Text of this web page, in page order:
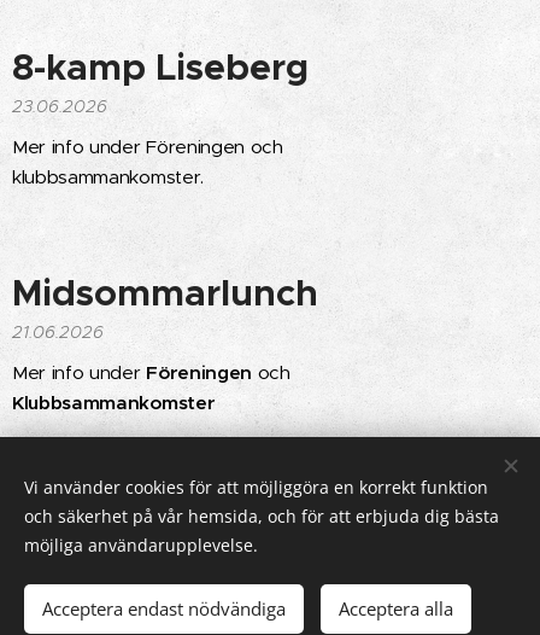
8-kamp Liseberg
23.06.2026
Mer info under Föreningen och
klubbsammankomster.
Midsommarlunch
21.06.2026
Mer info under Föreningen och
Klubbsammankomster
Gamla inlägg
2023 Alla rättigheter reserverade
Skapad medWebnode Cookies
Vi använder cookies för att möjliggöra en korrekt funktion
och säkerhet på vår hemsida, och för att erbjuda dig bästa
möjliga användarupplevelse.
Acceptera endast nödvändiga Acceptera alla